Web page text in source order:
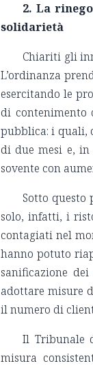
2. La
solidarietà
Chiariti gli
L’ordinanza
esercitando le
di contenimento
pubblica: i quali,
di due mesi e,
sovente con
Sotto
solo, infatti, i
contagiati nel
hanno potuto
sanificazione
adottare misure
il numero di
Il Tribunale
misura